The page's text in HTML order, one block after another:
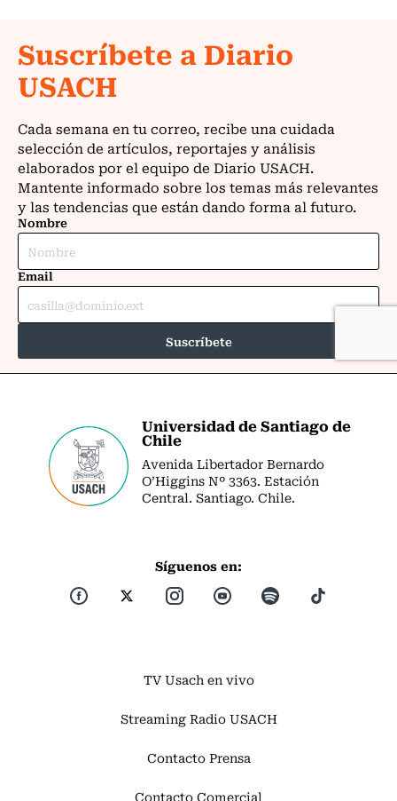
Universidad de Santiago de
Chile
Avenida Libertador Bernardo
O’Higgins Nº 3363. Estación
Central. Santiago. Chile.
Síguenos en:
TV Usach en vivo
Streaming Radio USACH
Contacto Prensa
Contacto Comercial